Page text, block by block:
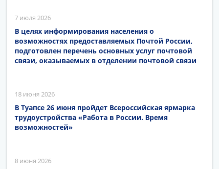
7 июля 2026
В целях информирования населения о
возможностях предоставляемых Почтой России,
подготовлен перечень основных услуг почтовой
связи, оказываемых в отделении почтовой связи
18 июня 2026
В Туапсе 26 июня пройдет Всероссийская ярмарка
трудоустройства «Работа в России. Время
возможностей»
8 июня 2026